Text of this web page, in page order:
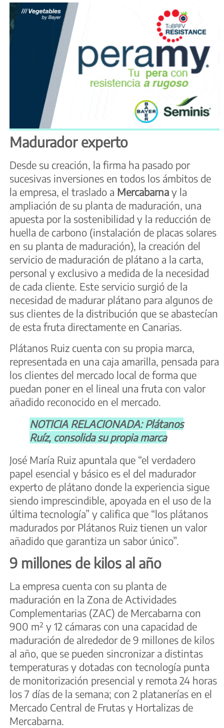
Madurador experto
Desde su creación, la firma ha pasado por
sucesivas inversiones en todos los ámbitos de
la empresa, el traslado a Mercabarna y la
ampliación de su planta de maduración, una
apuesta por la sostenibilidad y la reducción de
huella de carbono (instalación de placas solares
en su planta de maduración), la creación del
servicio de maduración de plátano a la carta,
personal y exclusivo a medida de la necesidad
de cada cliente. Este servicio surgió de la
necesidad de madurar plátano para algunos de
sus clientes de la distribución que se abastecían
de esta fruta directamente en Canarias.
Plátanos Ruiz cuenta con su propia marca,
representada en una caja amarilla, pensada para
los clientes del mercado local de forma que
puedan poner en el lineal una fruta con valor
añadido reconocido en el mercado.
NOTICIA RELACIONADA: Plátanos
Ruíz, consolida su propia marca
José María Ruiz apuntala que “el verdadero
papel esencial y básico es el del madurador
experto de plátano donde la experiencia sigue
siendo imprescindible, apoyada en el uso de la
última tecnología” y califica que “los plátanos
madurados por Plátanos Ruiz tienen un valor
añadido que garantiza un sabor único”.
9 millones de kilos al año
La empresa cuenta con su planta de
maduración en la Zona de Actividades
Complementarias (ZAC) de Mercabarna con
900 m² y 12 cámaras con una capacidad de
maduración de alrededor de 9 millones de kilos
al año, que se pueden sincronizar a distintas
temperaturas y dotadas con tecnología punta
de monitorización presencial y remota 24 horas
los 7 días de la semana; con 2 platanerías en el
Mercado Central de Frutas y Hortalizas de
Mercabarna.